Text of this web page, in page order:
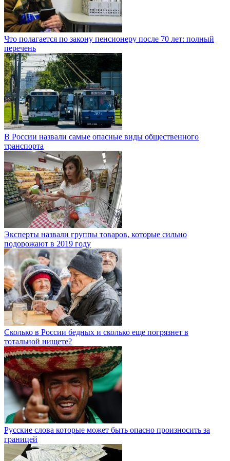
Что полагается по закону пенсионеру после 70 лет: полный
перечень
В России назвали самые опасные виды общественного
транспорта
Эксперты назвали группы товаров, которые сильно
подорожают в 2019 году
Сколько в России бедных и сколько еще погрязнет в
тотальной нищете?
Русские слова которые может быть опасно произносить за
границей